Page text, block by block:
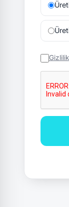
Gizlilik